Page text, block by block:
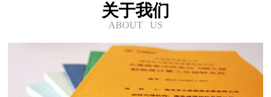
关于我们
ABOUT US